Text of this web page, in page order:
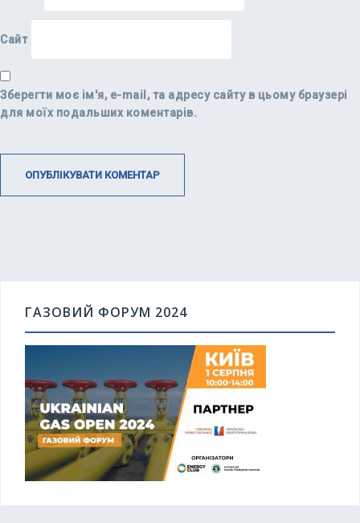
Сайт
Зберегти моє ім'я, e-mail, та адресу сайту в цьому браузері
для моїх подальших коментарів.
ГАЗОВИЙ ФОРУМ 2024